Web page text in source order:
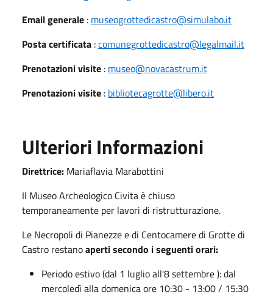
Email generale : museogrottedicastro@simulabo.it
Posta certificata :comunegrottedicastro@legalmail.it
Prenotazioni visite : museo@novacastrum.it
Prenotazioni visite : bibliotecagrotte@libero.it
Ulteriori Informazioni
Direttrice: Mariaflavia Marabottini
Il Museo Archeologico Civita è chiuso
temporaneamente per lavori di ristrutturazione.
Le Necropoli di Pianezze e di Centocamere di Grotte di
Castro restanoaperti secondo i seguenti orari:
Periodo estivo (dal 1 luglio all'8 settembre ): dal
mercoledì alla domenica ore 10:30 - 13:00 / 15:30